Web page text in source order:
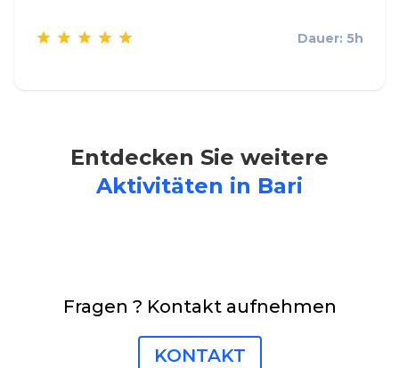
Dauer: 5h
Entdecken Sie weitere
Aktivitäten in Bari
Fragen ? Kontakt aufnehmen
KONTAKT